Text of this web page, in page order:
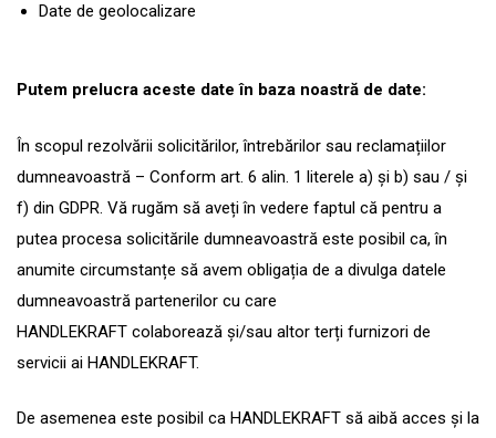
Date de geolocalizare
Putem prelucra aceste date în baza noastră de date:
În scopul rezolvării solicitărilor, întrebărilor sau reclamațiilor
dumneavoastră – Conform art. 6 alin. 1 literele a) și b) sau / și
f) din GDPR. Vă rugăm să aveți în vedere faptul că pentru a
putea procesa solicitările dumneavoastră este posibil ca, în
anumite circumstanțe să avem obligația de a divulga datele
dumneavoastră partenerilor cu care
HANDLEKRAFT colaborează și/sau altor terți furnizori de
servicii ai HANDLEKRAFT.
De asemenea este posibil ca HANDLEKRAFT să aibă acces și la